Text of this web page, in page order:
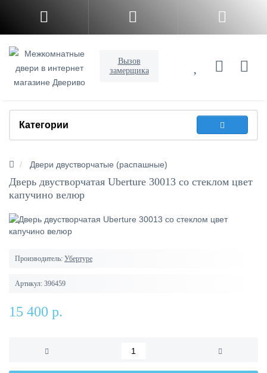
Вызов
замерщика
Категории
Двери двустворчатые (распашные)
Дверь двустворчатая Uberture 30013 со стеклом цвет
капучино велюр
Производитель: Убертуре
Артикул: 396459
15 400 р.